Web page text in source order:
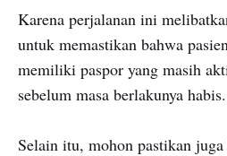
Karena perjalanan ini
untuk memastikan bahwa
memiliki paspor yang masih
sebelum masa berlakunya habis.
Selain itu, mohon pastikan